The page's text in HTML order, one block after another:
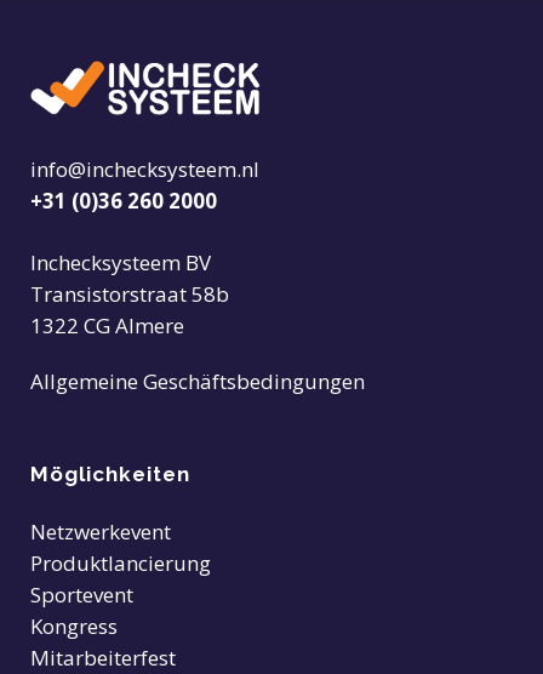
info@inchecksysteem.nl
+31 (0)36 260 2000
Inchecksysteem BV
Transistorstraat 58b
1322 CG Almere
Allgemeine Geschäftsbedingungen
Möglichkeiten
Netzwerkevent
Produktlancierung
Sportevent
Kongress
Mitarbeiterfest